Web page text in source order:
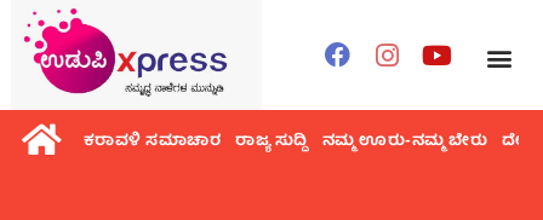
ಕರಾವಳಿ ಸಮಾಚಾರ ರಾಜ್ಯ ಸುದ್ದಿ ನಮ್ಮ ಊರು-ನಮ್ಮ ಬೇರು ದೇಶ